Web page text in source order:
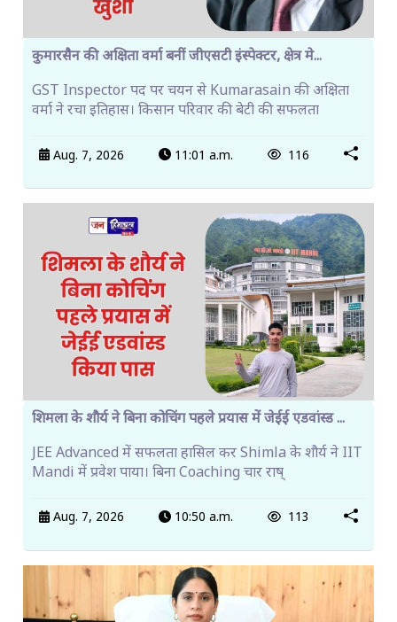
कुमारसैन की अक्षिता वर्मा बनीं जीएसटी इंस्पेक्टर, क्षेत्र मे...
GST Inspector पद पर चयन से Kumarasain की अक्षिता
वर्मा ने रचा इतिहास। किसान परिवार की बेटी की सफलता
Aug. 7, 2026 11:01 a.m. 116
शिमला के शौर्य ने बिना कोचिंग पहले प्रयास में जेईई एडवांस्ड ...
JEE Advanced में सफलता हासिल कर Shimla के शौर्य ने IIT
Mandi में प्रवेश पाया। बिना Coaching चार राष्
Aug. 7, 2026 10:50 a.m. 113